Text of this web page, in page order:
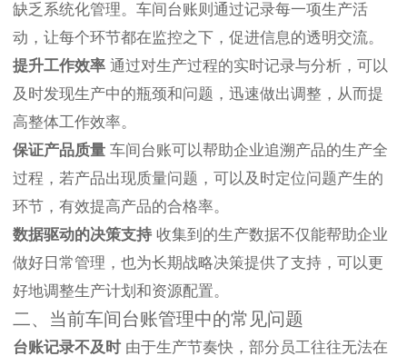
缺乏系统化管理。车间台账则通过记录每一项生产活
动，让每个环节都在监控之下，促进信息的透明交流。
提升工作效率 通过对生产过程的实时记录与分析，可以
及时发现生产中的瓶颈和问题，迅速做出调整，从而提
高整体工作效率。
保证产品质量 车间台账可以帮助企业追溯产品的生产全
过程，若产品出现质量问题，可以及时定位问题产生的
环节，有效提高产品的合格率。
数据驱动的决策支持 收集到的生产数据不仅能帮助企业
做好日常管理，也为长期战略决策提供了支持，可以更
好地调整生产计划和资源配置。
二、当前车间台账管理中的常见问题
台账记录不及时由于生产节奏快，部分员工往往无法在